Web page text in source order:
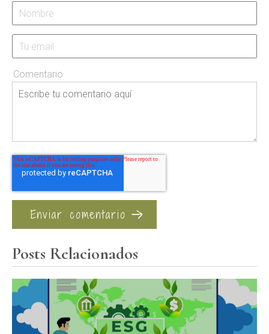
Comentario
Posts Relacionados